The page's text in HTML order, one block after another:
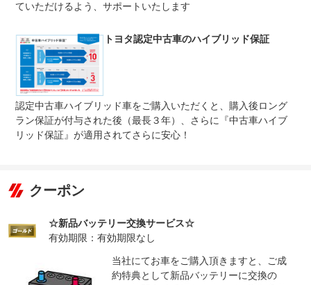
ていただけるよう、サポートいたします
トヨタ認定中古車のハイブリッド保証
認定中古車ハイブリッド車をご購入いただくと、購入後ロング
ラン保証が付与された後（最長３年）、さらに『中古車ハイブ
リッド保証』が適用されてさらに安心！
クーポン
☆新品バッテリー交換サービス☆
有効期限：有効期限なし
当社にてお車をご購入頂きますと、ご成
約特典として新品バッテリーに交換の